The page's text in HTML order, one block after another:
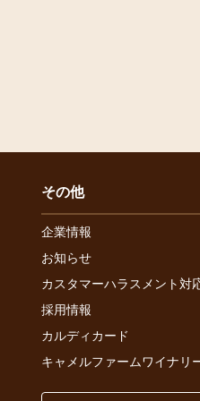
その他
企業情報
お知らせ
カスタマーハラスメント対
採用情報
カルディカード
キャメルファームワイナリ